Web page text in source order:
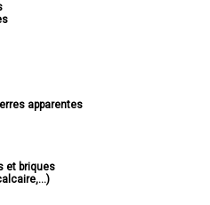
apparentes
et briques